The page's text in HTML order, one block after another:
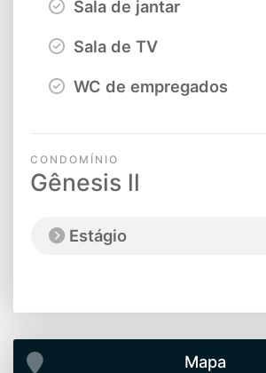
Sala de jantar
Sala de TV
WC de empregados
CONDOMÍNIO
Gênesis ll
Estágio
Mapa